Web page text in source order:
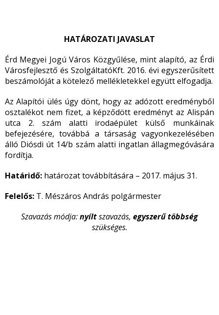
HATÁROZATI JAVASLAT
Érd Megyei Jogú Város Közgyűlése, mint alapító, az Érdi
Városfejlesztő és SzolgáltatóKft. 2016. évi egyszerűsített
beszámolóját a kötelező mellékletekkel együtt elfogadja.
Az Alapítói ülés úgy dönt, hogy az adózott eredményből
osztalékot nem fizet, a képződött eredményt az Alispán
utca 2. szám alatti irodaépület külső munkáinak
befejezésére, továbbá a társaság vagyonkezelésében
álló Diósdi út 14/b szám alatti ingatlan állagmegóvására
fordítja.
Határidő: határozat továbbítására – 2017. május 31.
Felelős: T. Mészáros András polgármester
Szavazás módja:nyíltszavazás, egyszerű többség
szükséges.